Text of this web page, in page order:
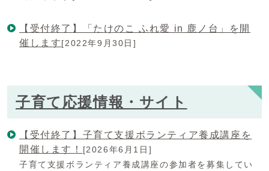
【受付終了】「たけのこ ふれ愛 in 鹿ノ台」を開
催します[2022年9月30日]
子育て応援情報・サイト
【受付終了】子育て支援ボランティア養成講座を
開催します！
[2026年6月1日]
子育て支援ボランティア養成講座の参加者を募集してい